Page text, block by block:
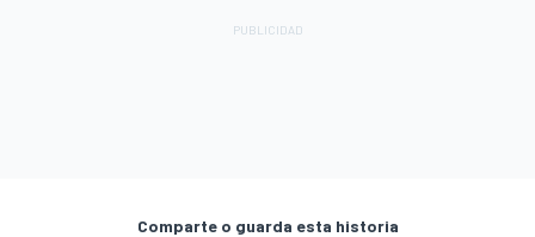
Comparte o guarda esta historia